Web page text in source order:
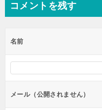
ビ
ー
シ
ン
コメントを残す
名前
メール（公開されません）